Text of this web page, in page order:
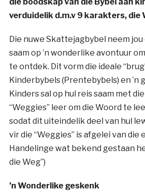
verduidelik d.m.v 9 karakters, die
Die nuwe Skattejagbybel neem
saam op ’n wonderlike avontuur
te ontdek. Dit vorm die ideale
Kinderbybels (Prentebybels) en ’n
Kinders sal op hul reis saam met
“Weggies” leer om die Woord te
sodat dit uiteindelik deel van hul
vir die “Weggies” is afgelei van
Handelinge wat bekend gestaan
die Weg”)
’n Wonderlike geskenk